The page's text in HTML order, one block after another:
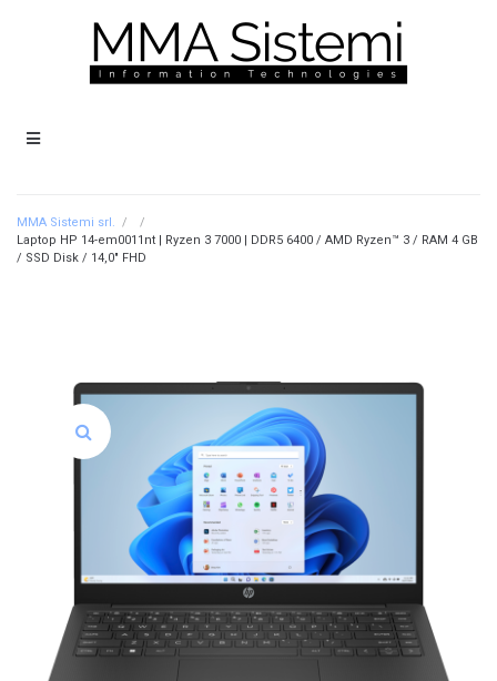
MMA Sistemi srl. /
/
Laptop HP 14-em0011nt | Ryzen 3 7000 | DDR5 6400 / AMD Ryzen™ 3 / RAM 4 GB
/ SSD Disk / 14,0″ FHD